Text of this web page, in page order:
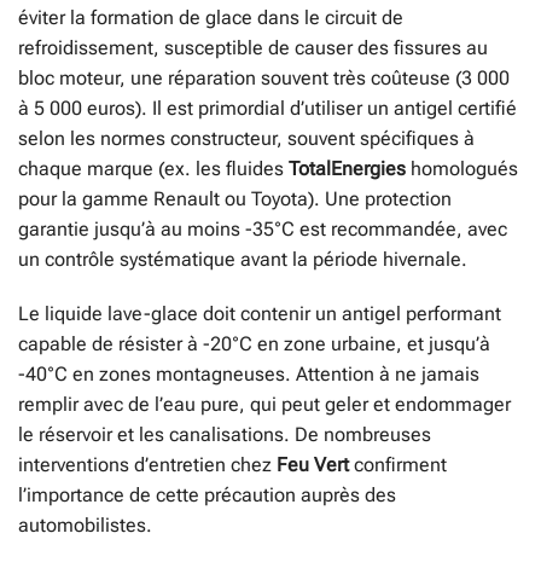
éviter la formation de glace dans le circuit de
refroidissement, susceptible de causer des fissures au
bloc moteur, une réparation souvent très coûteuse (3 000
à 5 000 euros). Il est primordial d’utiliser un antigel certifié
selon les normes constructeur, souvent spécifiques à
chaque marque (ex. les fluides TotalEnergies homologués
pour la gamme Renault ou Toyota). Une protection
garantie jusqu’à au moins -35°C est recommandée, avec
un contrôle systématique avant la période hivernale.
Le liquide lave-glace doit contenir un antigel performant
capable de résister à -20°C en zone urbaine, et jusqu’à
-40°C en zones montagneuses. Attention à ne jamais
remplir avec de l’eau pure, qui peut geler et endommager
le réservoir et les canalisations. De nombreuses
interventions d’entretien chez Feu Vertconfirment
l’importance de cette précaution auprès des
automobilistes.